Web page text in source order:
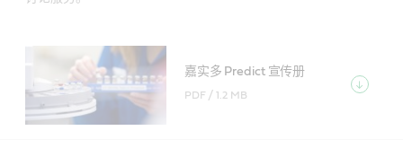
嘉实多 Predict 宣传册
PDF /1.2 MB